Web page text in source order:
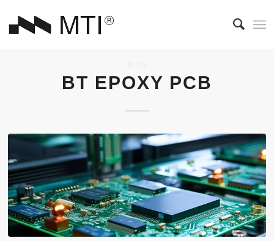
BT EPOXY PCB